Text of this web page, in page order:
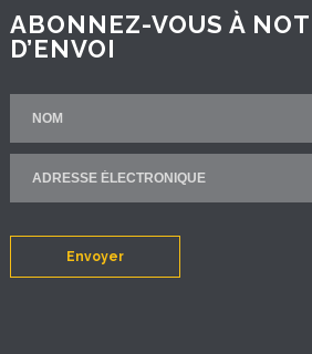
ABONNEZ-VOUS À
D’ENVOI
Envoyer